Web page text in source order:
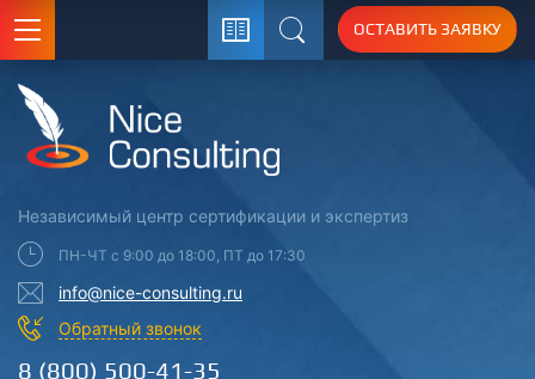
Поиск
ОСТАВИТЬ ЗАЯВКУ
Независимый центр сертификации и экспертиз
ПН-ЧТ с 9:00 до 18:00, ПТ до 17:30
info@nice-consulting.ru
Обратный звонок
8 (800) 500-41-35